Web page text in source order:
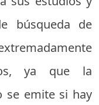
búsqueda de
ya que la
se emite si hay